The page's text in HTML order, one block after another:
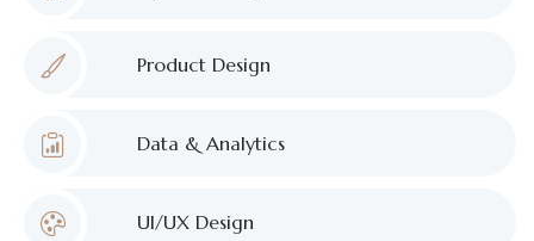
Product Design
Data & Analytics
UI/UX Design